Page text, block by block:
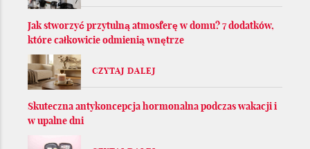
Jak stworzyć przytulną atmosferę w domu? 7 dodatków,
które całkowicie odmienią wnętrze
CZYTAJ DALEJ
Skuteczna antykoncepcja hormonalna podczas wakacji i
w upalne dni